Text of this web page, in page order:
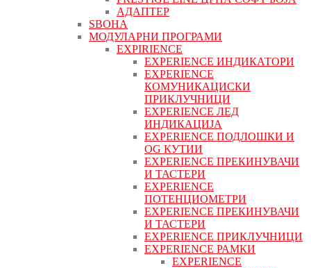
АДАПТЕР
ЅВОНА
МОДУЛАРНИ ПРОГРАМИ
EXPIRIENCE
EXPERIENCE ИНДИКАТОРИ
EXPERIENCE
КОМУНИКАЦИСКИ
ПРИКЛУЧНИЦИ
EXPERIENCE ЛЕД
ИНДИКАЦИЈА
EXPERIENCE ПОДЛОШКИ И
OG КУТИИ
EXPERIENCE ПРЕКИНУВАЧИ
И ТАСТЕРИ
EXPERIENCE
ПОТЕНЦИОМЕТРИ
EXPERIENCE ПРЕКИНУВАЧИ
И ТАСТЕРИ
EXPERIENCE ПРИКЛУЧНИЦИ
EXPERIENCE РАМКИ
EXPERIENCE